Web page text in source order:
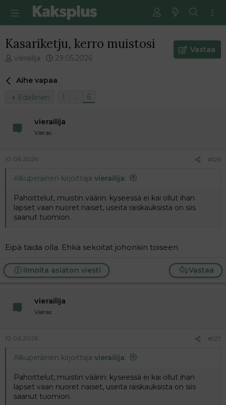
Kasariketju, kerro muistosi
V
e
t
e
t
n
l
i
t
t
a
vierailija
E
s
i
e
t
29.05.2026
Vastaa
Aihe vapaa
Edellinen
1 … 6
vierailija
Vieras
10.06.2026 #126
Alkuperäinen kirjoittaja vierailija:
Pahoittelut, muistin väärin: kyseessä ei kai ollut ihan
lapset vaan nuoret naiset, useita raiskauksista on siis
saanut tuomion.
Eipä taida olla. Ehkä sekoitat johonkin toiseen.
Vastaa
Ilmoita asiaton viesti
vierailija
Vieras
10.06.2026 #127
Alkuperäinen kirjoittaja vierailija:
Pahoittelut, muistin väärin: kyseessä ei kai ollut ihan
lapset vaan nuoret naiset, useita raiskauksista on siis
saanut tuomion.